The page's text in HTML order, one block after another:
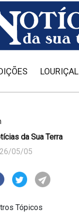
LOURIÇAL
da Sua Terra
05/05
Tópicos